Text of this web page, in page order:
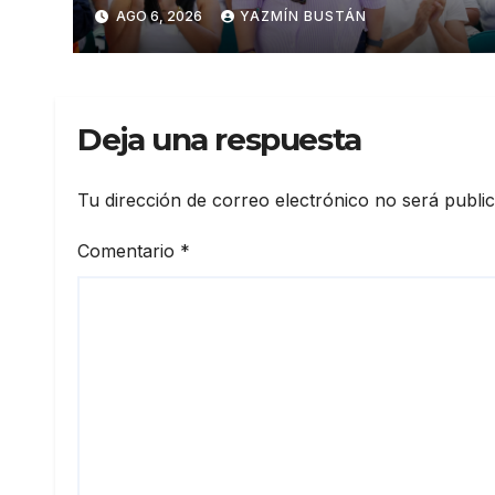
Gobierno Nacional capacita a
2.500 jóvenes
AGO 6, 2026 YAZMÍN BUSTÁN
Deja una respuesta
Tu dirección de correo electrónico no será
Comentario *